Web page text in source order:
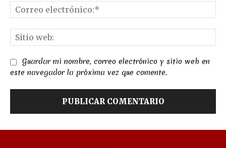
Guardar mi nombre, correo electrónico y sitio web en
este navegador la próxima vez que comente.